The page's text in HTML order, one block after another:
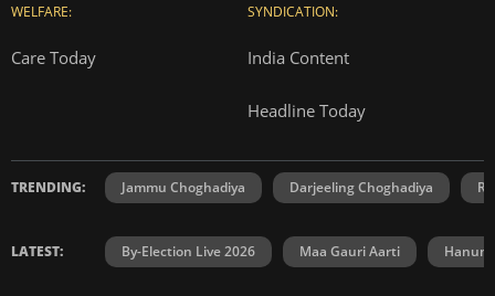
WELFARE:
Care Today
SYNDICATION:
India Content
Headline Today
TRENDING: Jammu Choghadiya Darjeeling Choghadiya
LATEST: By-Election Live 2026 Maa Gauri Aarti